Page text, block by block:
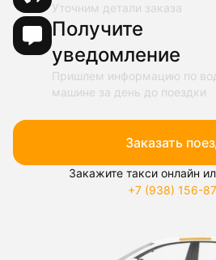
Уточним детали заказа
Получите
уведомление
Пришлем информацию по
машине за день до поездки
Заказать
Закажите такси онлайн
+7 (938) 156-